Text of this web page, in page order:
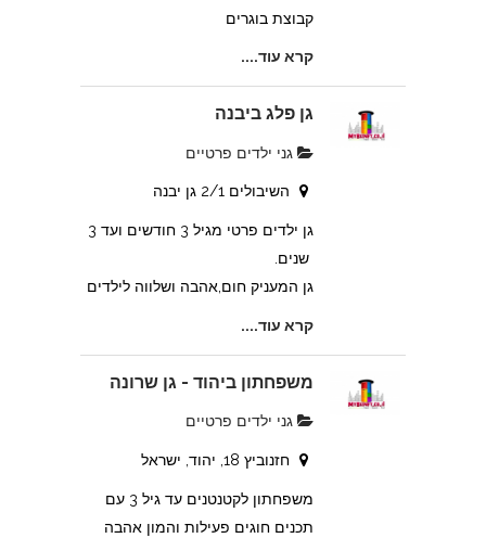
קבוצת בוגרים
קרא עוד....
גן פלג ביבנה
גני ילדים פרטיים
השיבולים 2/1 גן יבנה
גן ילדים פרטי מגיל 3 חודשים ועד 3
שנים.
גן המעניק חום,אהבה ושלווה לילדים
קרא עוד....
משפחתון ביהוד - גן שרונה
גני ילדים פרטיים
חזנוביץ 18, יהוד, ישראל
משפחתון לקטנטנים עד גיל 3 עם
תכנים חוגים פעילות והמון אהבה